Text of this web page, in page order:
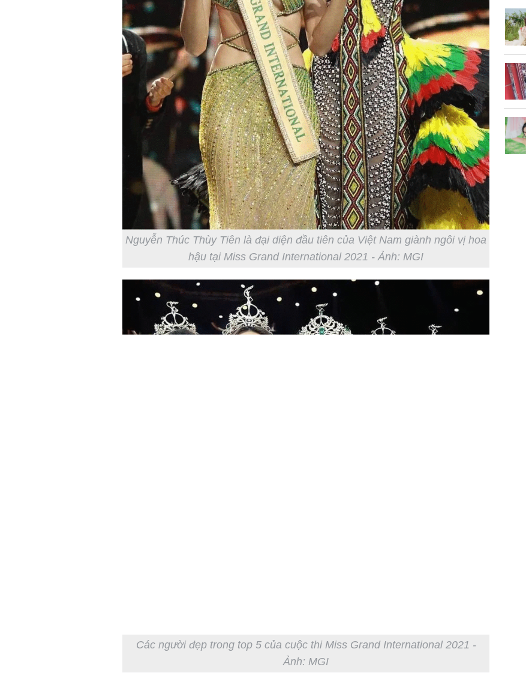
Nguyễn Thúc Thùy Tiên là đại diện đầu tiên của Việt Nam giành ngôi vị hoa
hậu tại Miss Grand International 2021 - Ảnh: MGI
Các người đẹp trong top 5 của cuộc thi Miss Grand International 2021 -
Ảnh: MGI
sau
cởi
khỏe